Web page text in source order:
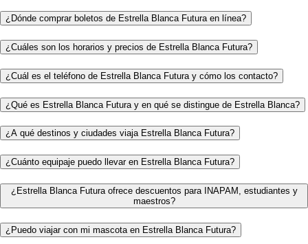
¿Dónde comprar boletos de Estrella Blanca Futura en línea?
¿Cuáles son los horarios y precios de Estrella Blanca Futura?
¿Cuál es el teléfono de Estrella Blanca Futura y cómo los contacto?
¿Qué es Estrella Blanca Futura y en qué se distingue de Estrella Blanca?
¿A qué destinos y ciudades viaja Estrella Blanca Futura?
¿Cuánto equipaje puedo llevar en Estrella Blanca Futura?
¿Estrella Blanca Futura ofrece descuentos para INAPAM, estudiantes y
maestros?
¿Puedo viajar con mi mascota en Estrella Blanca Futura?